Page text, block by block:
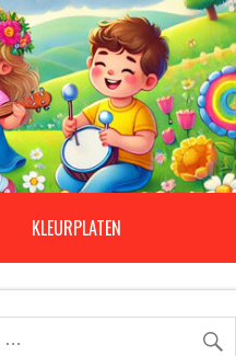
KLEURPLATEN